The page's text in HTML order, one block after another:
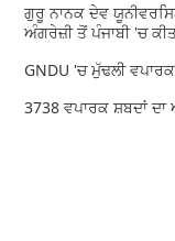
ਗੁਰੂ ਨਾਨਕ ਦੇਵ
ਅੰਗਰੇਜ਼ੀ ਤੋਂ ਪੰਜਾਬੀ 'ਚ
GNDU 'ਚ ਮੁੱਢਲੀ
3738 ਵਪਾਰਕ ਸ਼ਬਦਾਂ ਦਾ